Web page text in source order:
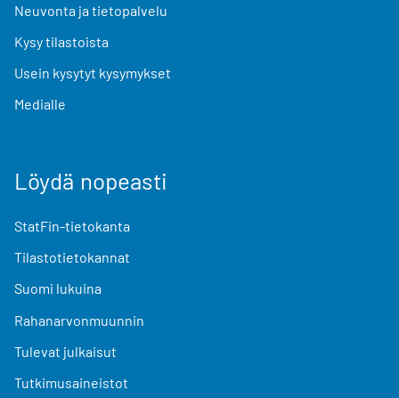
Neuvonta ja tietopalvelu
Kysy tilastoista
Usein kysytyt kysymykset
Medialle
Löydä nopeasti
StatFin-tietokanta
Tilastotietokannat
Suomi lukuina
Rahanarvonmuunnin
Tulevat julkaisut
Tutkimusaineistot